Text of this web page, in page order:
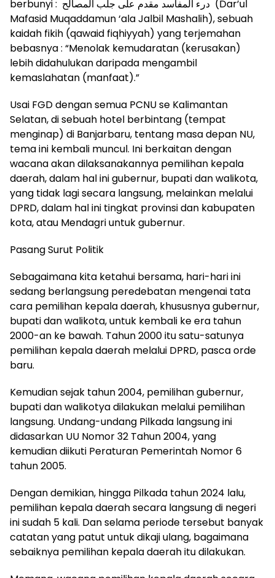
berbunyi : درء المفاسد مقدم على جلب المصالح (Dar’ul
Mafasid Muqaddamun ‘ala Jalbil Mashalih), sebuah
kaidah fikih (qawaid fiqhiyyah) yang terjemahan
bebasnya : “Menolak kemudaratan (kerusakan)
lebih didahulukan daripada mengambil
kemaslahatan (manfaat).”
Usai FGD dengan semua PCNU se Kalimantan
Selatan, di sebuah hotel berbintang (tempat
menginap) di Banjarbaru, tentang masa depan NU,
tema ini kembali muncul. Ini berkaitan dengan
wacana akan dilaksanakannya pemilihan kepala
daerah, dalam hal ini gubernur, bupati dan walikota,
yang tidak lagi secara langsung, melainkan melalui
DPRD, dalam hal ini tingkat provinsi dan kabupaten
kota, atau Mendagri untuk gubernur.
Pasang Surut Politik
Sebagaimana kita ketahui bersama, hari-hari ini
sedang berlangsung peredebatan mengenai tata
cara pemilihan kepala daerah, khususnya gubernur,
bupati dan walikota, untuk kembali ke era tahun
2000-an ke bawah. Tahun 2000 itu satu-satunya
pemilihan kepala daerah melalui DPRD, pasca orde
baru.
Kemudian sejak tahun 2004, pemilihan gubernur,
bupati dan walikotya dilakukan melalui pemilihan
langsung. Undang-undang Pilkada langsung ini
didasarkan UU Nomor 32 Tahun 2004, yang
kemudian diikuti Peraturan Pemerintah Nomor 6
tahun 2005.
Dengan demikian, hingga Pilkada tahun 2024 lalu,
pemilihan kepala daerah secara langsung di negeri
ini sudah 5 kali. Dan selama periode tersebut banyak
catatan yang patut untuk dikaji ulang, bagaimana
sebaiknya pemilihan kepala daerah itu dilakukan.